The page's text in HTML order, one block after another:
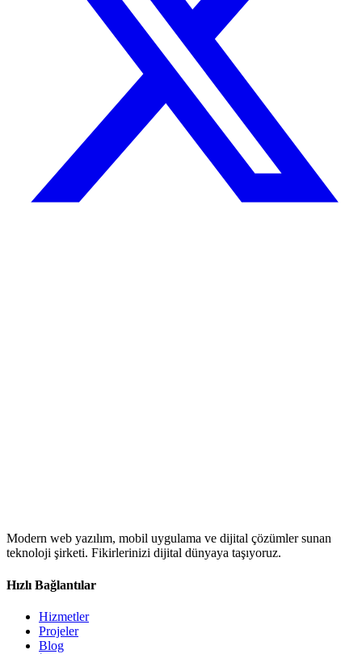
Modern web yazılım, mobil uygulama ve dijital çözümler sunan
teknoloji şirketi. Fikirlerinizi dijital dünyaya taşıyoruz.
Hızlı Bağlantılar
Hizmetler
Projeler
Blog